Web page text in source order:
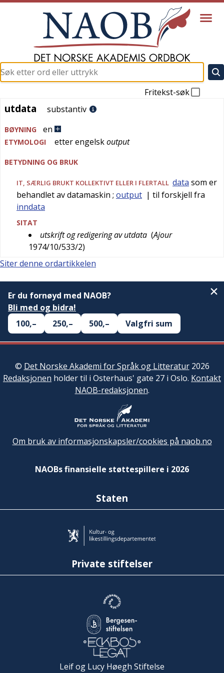
Fritekst-søk
utdata
utdata substantiv
BØYNING en
ETYMOLOGI etterengelskoutput
BETYDNING OG BRUK
IT, SÆRLIG BRUKT KOLLEKTIVT ELLER I FLERTALL data som er
behandlet av datamaskin ; output | til forskjell fra
inndata
SITAT
utskrift og redigering av utdata (Ajour
1974/10/533/2)
Siter denne ordartikkelen
Er du fornøyd med NAOB?
Bli med og bidra!
100,–
250,– 500,– Valgfri sum
© Det Norske Akademi for Språk og Litteratur2026
Redaksjonen holder til i Osterhaus' gate 27 i Oslo. Kontakt
NAOB-redaksjonen.
Om bruk av informasjonskapsler/cookies på naob.no
NAOBs finansielle støttespillere i 2026
Staten
Private stiftelser
Leif og Lucy Høegh Stiftelse